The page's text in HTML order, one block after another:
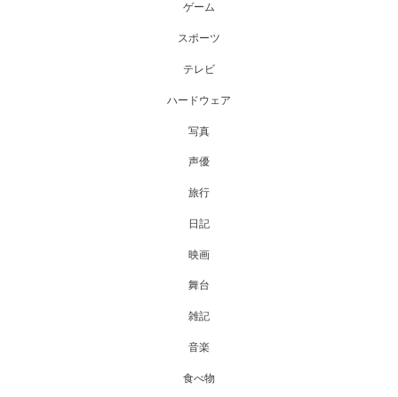
ゲーム
スポーツ
テレビ
ハードウェア
写真
声優
旅行
日記
映画
舞台
雑記
音楽
食べ物